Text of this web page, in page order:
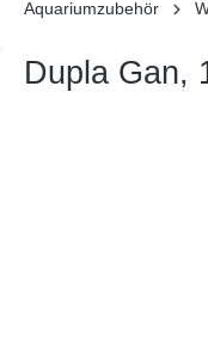
Aquariumzubehör
Dupla Gan,
Bildergalerie